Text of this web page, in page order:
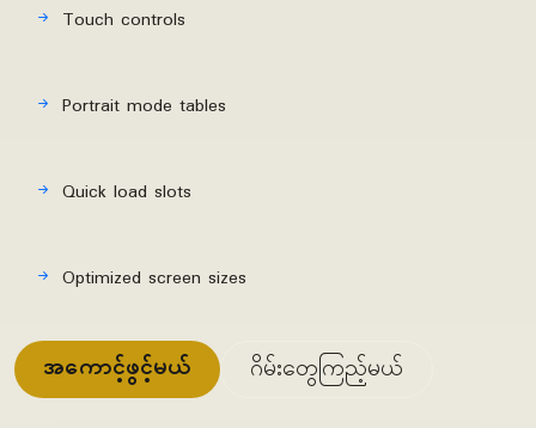
Touch controls
Portrait mode tables
Quick load slots
Optimized screen sizes
အကောင့်ဖွင့်မယ် ဂိမ်းတွေကြည့်မယ်